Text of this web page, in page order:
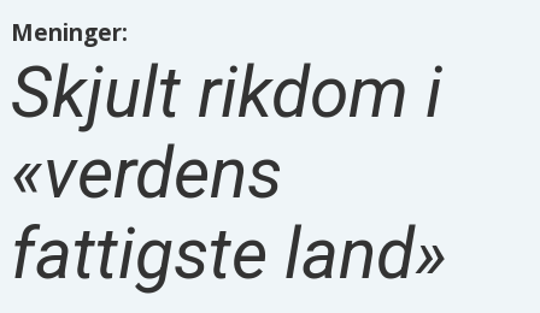
Meninger:
Skjult rikdom i
«verdens
fattigste land»